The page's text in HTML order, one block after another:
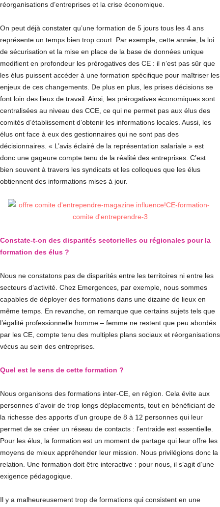
réorganisations d’entreprises et la crise économique.
On peut déjà constater qu’une formation de 5 jours tous les 4 ans
représente un temps bien trop court. Par exemple, cette année, la loi
de sécurisation et la mise en place de la base de données unique
modifient en profondeur les prérogatives des CE : il n’est pas sûr que
les élus puissent accéder à une formation spécifique pour maîtriser les
enjeux de ces changements. De plus en plus, les prises décisions se
font loin des lieux de travail. Ainsi, les prérogatives économiques sont
centralisées au niveau des CCE, ce qui ne permet pas aux élus des
comités d’établissement d’obtenir les informations locales. Aussi, les
élus ont face à eux des gestionnaires qui ne sont pas des
décisionnaires. « L’avis éclairé de la représentation salariale » est
donc une gageure compte tenu de la réalité des entreprises. C’est
bien souvent à travers les syndicats et les colloques que les élus
obtiennent des informations mises à jour.
Constate-t-on des disparités sectorielles ou régionales pour la
formation des élus ?
Nous ne constatons pas de disparités entre les territoires ni entre les
secteurs d’activité. Chez Emergences, par exemple, nous sommes
capables de déployer des formations dans une dizaine de lieux en
même temps. En revanche, on remarque que certains sujets tels que
l’égalité professionnelle homme – femme ne restent que peu abordés
par les CE, compte tenu des multiples plans sociaux et réorganisations
vécus au sein des entreprises.
Quel est le sens de cette formation ?
Nous organisons des formations inter-CE, en région. Cela évite aux
personnes d’avoir de trop longs déplacements, tout en bénéficiant de
la richesse des apports d’un groupe de 8 à 12 personnes qui leur
permet de se créer un réseau de contacts : l’entraide est essentielle.
Pour les élus, la formation est un moment de partage qui leur offre les
moyens de mieux appréhender leur mission. Nous privilégions donc la
relation. Une formation doit être interactive : pour nous, il s’agit d’une
exigence pédagogique.
Il y a malheureusement trop de formations qui consistent en une